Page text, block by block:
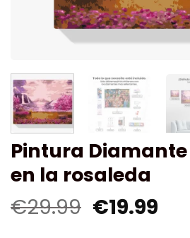
Pintura
en la rosaleda
€29.99 €19.99